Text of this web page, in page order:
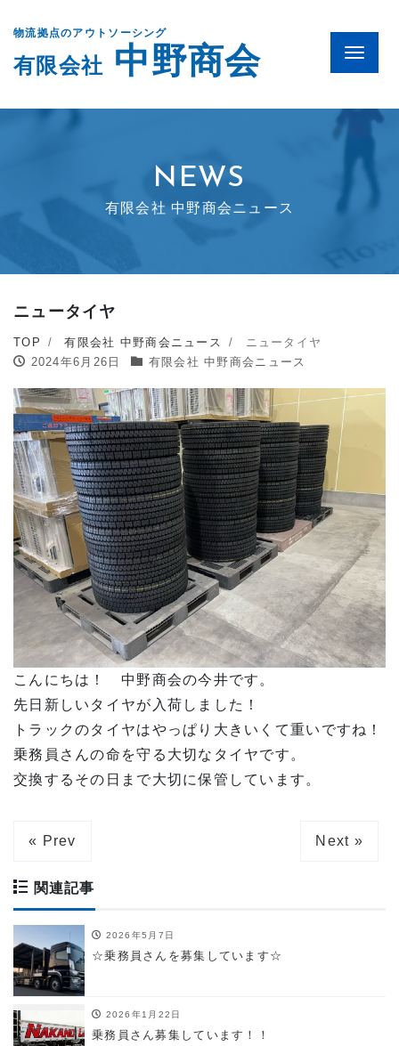
物流拠点のアウトソーシング
有限会社 中野商会 Menu
NEWS
有限会社 中野商会ニュース
ニュータイヤ
TOP 有限会社 中野商会ニュース
ニュータイヤ
2024年6月26日
有限会社 中野商会ニュース
こんにちは！ 中野商会の今井です。
先日新しいタイヤが入荷しました！
トラックのタイヤはやっぱり大きいくて重いですね！
乗務員さんの命を守る大切なタイヤです。
交換するその日まで大切に保管しています。
« Prev Next »
関連記事
2026年5月7日
☆乗務員さんを募集しています☆
2026年1月22日
乗務員さん募集しています！！